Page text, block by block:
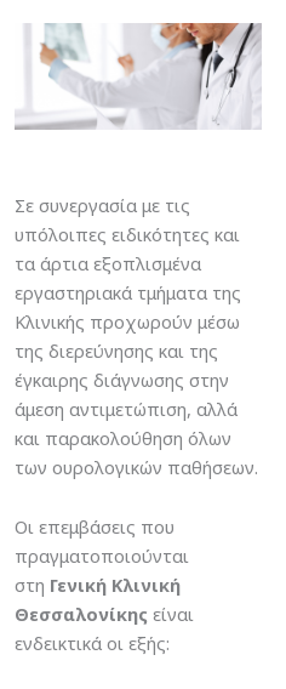
Σε συνεργασία με τις
υπόλοιπες ειδικότητες και
τα άρτια εξοπλισμένα
εργαστηριακά τμήματα της
Κλινικής προχωρούν μέσω
της διερεύνησης και της
έγκαιρης διάγνωσης στην
άμεση αντιμετώπιση, αλλά
και παρακολούθηση όλων
των ουρολογικών παθήσεων.
Οι επεμβάσεις που
πραγματοποιούνται
στη Γενική Κλινική
Θεσσαλονίκης είναι
ενδεικτικά οι εξής: